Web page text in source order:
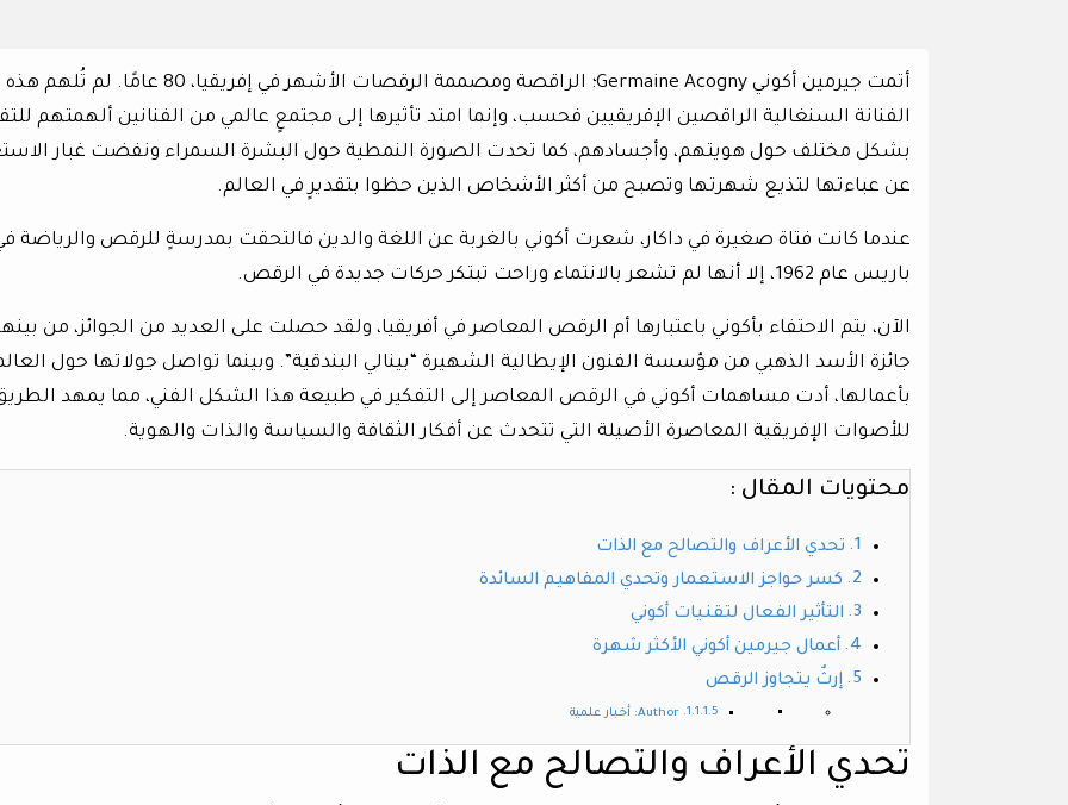
أتمت جيرمين أكوني Germaine Acogny؛ الراقصة ومصممة الرقصات الأشهر في إفريقيا، 80 عامًا. لم تُلهم هذه
الفنانة السنغالية الراقصين الإفريقيين فحسب، وإنما امتد تأثيرها إلى مجتمعٍ عالمي من الفنانين ألهمتهم
بشكل مختلف حول هويتهم، وأجسادهم، كما تحدت الصورة النمطية حول البشرة السمراء ونفضت غبار
عن عباءتها لتذيع شهرتها وتصبح من أكثر الأشخاص الذين حظوا بتقديرٍ في العالم.
عندما كانت فتاة صغيرة في داكار، شعرت أكوني بالغربة عن اللغة والدين فالتحقت بمدرسةٍ للرقص والرياضة
باريس عام 1962، إلا أنها لم تشعر بالانتماء وراحت تبتكر حركات جديدة في الرقص.
الآن، يتم الاحتفاء بأكوني باعتبارها أم الرقص المعاصر في أفريقيا، ولقد حصلت على العديد من الجوائز، من
جائزة الأسد الذهبي من مؤسسة الفنون الإيطالية الشهيرة “بينالي البندقية”. وبينما تواصل جولاتها حول
بأعمالها، أدت مساهمات أكوني في الرقص المعاصر إلى التفكير في طبيعة هذا الشكل الفني، مما يمهد
للأصوات الإفريقية المعاصرة الأصيلة التي تتحدث عن أفكار الثقافة والسياسة والذات والهوية.
محتويات المقال :
تحدي الأعراف والتصالح مع الذات
كسر حواجز الاستعمار وتحدي المفاهيم السائدة
التأثير الفعال لتقنيات أكوني
أعمال جيرمين أكوني الأكثر شهرة
إرثٌ يتجاوز الرقص
Author: أخبار علمية
تحدي الأعراف والتصالح مع الذات